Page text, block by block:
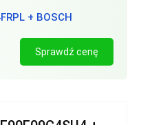
+ BOSCH
Sprawdź cenę